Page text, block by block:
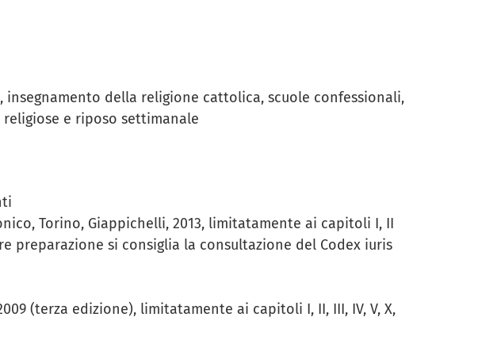
della religione cattolica, scuole confessionali,
e riposo settimanale
Torino, Giappichelli, 2013, limitatamente ai capitoli I, II
preparazione si consiglia la consultazione del Codex iuris
(terza edizione), limitatamente ai capitoli I, II, III, IV, V, X,